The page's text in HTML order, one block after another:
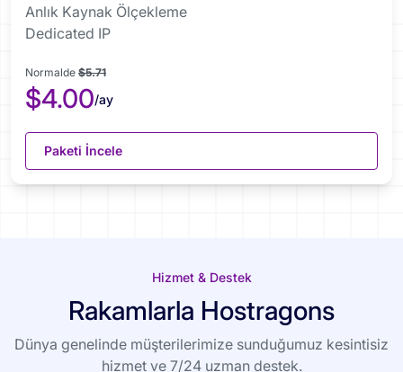
Anlık Kaynak Ölçekleme
Dedicated IP
Normalde $5.71
$4.00/ay
Paketi İncele
Hizmet & Destek
Rakamlarla Hostragons
Dünya genelinde müşterilerimize sunduğumuz kesintisiz
hizmet ve 7/24 uzman destek.